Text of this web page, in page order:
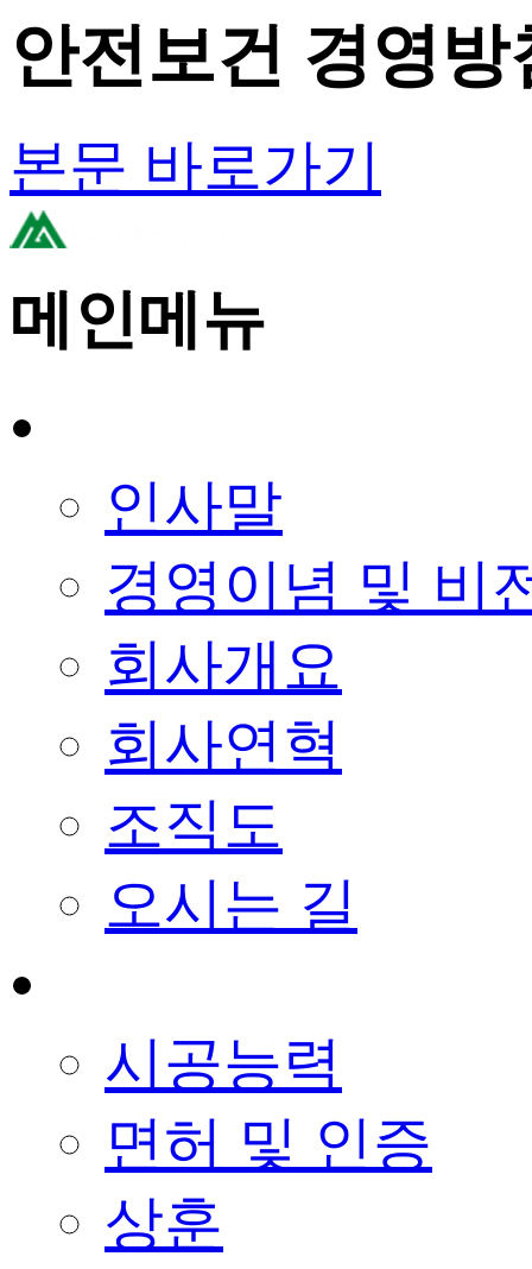
안전보건 경영
본문 바로가기
메인메뉴
인사말
경영이념 및 비
회사개요
회사연혁
조직도
오시는 길
시공능력
면허 및 인증
상훈